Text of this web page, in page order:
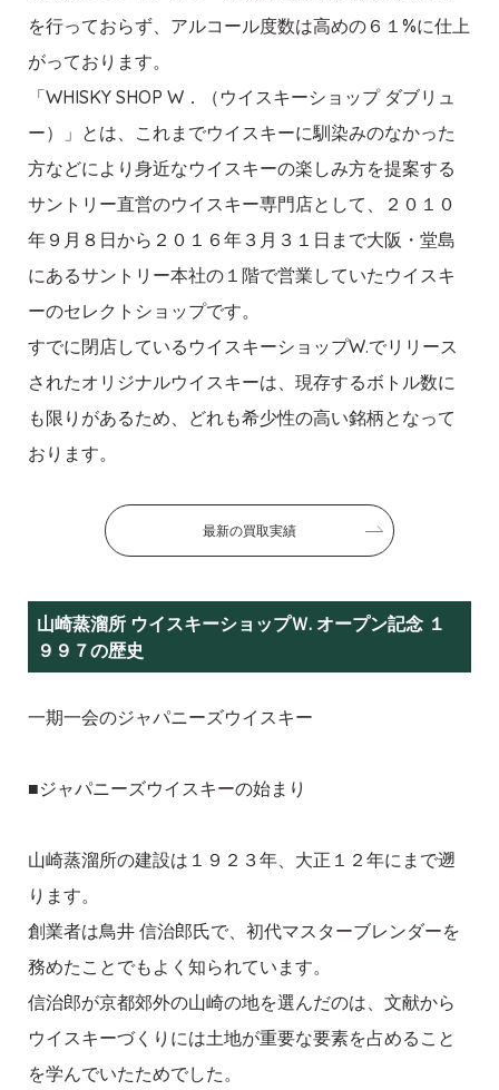
を行っておらず、アルコール度数は高めの６１%に仕上
がっております。
「WHISKY SHOP W．（ウイスキーショップ ダブリュ
ー）」とは、これまでウイスキーに馴染みのなかった
方などにより身近なウイスキーの楽しみ方を提案する
サントリー直営のウイスキー専門店として、２０１０
年９月８日から２０１６年３月３１日まで大阪・堂島
にあるサントリー本社の１階で営業していたウイスキ
ーのセレクトショップです。
すでに閉店しているウイスキーショップW.でリリース
されたオリジナルウイスキーは、現存するボトル数に
も限りがあるため、どれも希少性の高い銘柄となって
おります。
最新の買取実績
山崎蒸溜所 ウイスキーショップＷ. オープン記念 １
９９７の歴史
一期一会のジャパニーズウイスキー
■ジャパニーズウイスキーの始まり
山崎蒸溜所の建設は１９２３年、大正１２年にまで遡
ります。
創業者は鳥井 信治郎氏で、初代マスターブレンダーを
務めたことでもよく知られています。
信治郎が京都郊外の山崎の地を選んだのは、文献から
ウイスキーづくりには土地が重要な要素を占めること
を学んでいたためでした。